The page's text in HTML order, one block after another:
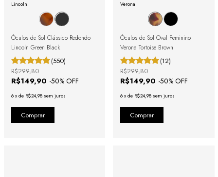
Lincoln:
Óculos de Sol Clássico Redondo
Lincoln Green Black
(550)
R$149,90 -50% OFF
R$299,80
6 x de R$24,98 sem juros
Verona:
Óculos de Sol Oval Feminino
Verona Tortoise Brown
(12)
R$149,90 -50% OFF
R$299,80
6 x de R$24,98 sem juros